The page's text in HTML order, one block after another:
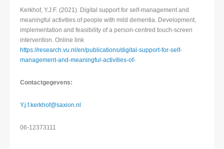
Kerkhof, Y.J.F. (2021). Digital support for self-management and
meaningful activities of people with mild dementia. Development,
implementation and feasibility of a person-centred touch-screen
intervention. Online link
https://research.vu.nl/en/publications/digital-support-for-self-
management-and-meaningful-activities-of-
Contactgegevens:
Y.j.f.kerkhof@saxion.nl
06-12373111